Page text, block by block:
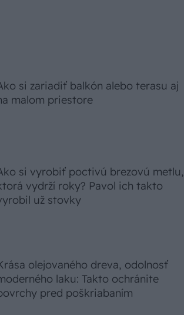
si zariadiť balkón alebo terasu aj
malom priestore
si vyrobiť poctivú brezovú metlu,
vydrží roky? Pavol ich takto
už stovky
olejovaného dreva, odolnosť
laku: Takto ochránite
pred poškriabaním